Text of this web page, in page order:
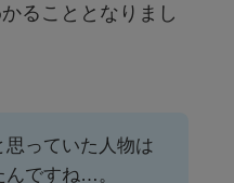
ることとなりまし
っていた人物は
んですね…。